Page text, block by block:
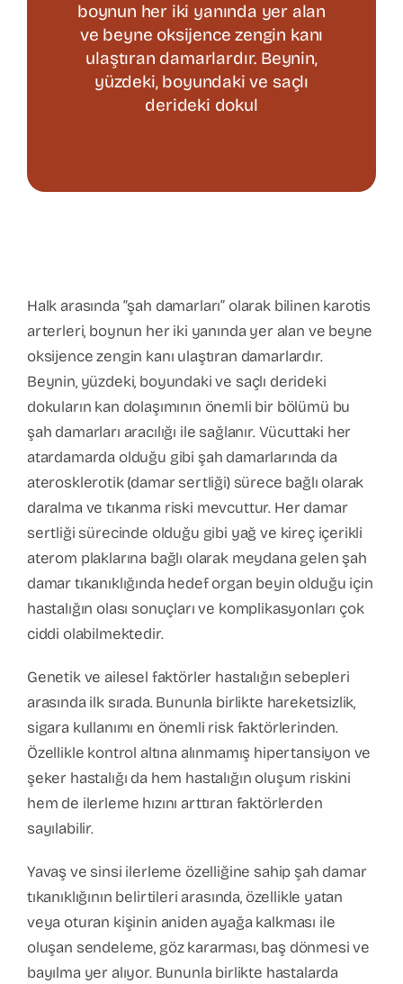
İletişim
boynun her iki yanında yer alan
ve beyne oksijence zengin kanı
ulaştıran damarlardır. Beynin,
yüzdeki, boyundaki ve saçlı
derideki dokul
Halk arasında “şah damarları” olarak bilinen karotis
arterleri, boynun her iki yanında yer alan ve beyne
oksijence zengin kanı ulaştıran damarlardır.
Beynin, yüzdeki, boyundaki ve saçlı derideki
dokuların kan dolaşımının önemli bir bölümü bu
şah damarları aracılığı ile sağlanır. Vücuttaki her
atardamarda olduğu gibi şah damarlarında da
aterosklerotik (damar sertliği) sürece bağlı olarak
daralma ve tıkanma riski mevcuttur. Her damar
sertliği sürecinde olduğu gibi yağ ve kireç içerikli
aterom plaklarına bağlı olarak meydana gelen şah
damar tıkanıklığında hedef organ beyin olduğu için
hastalığın olası sonuçları ve komplikasyonları çok
ciddi olabilmektedir.
Genetik ve ailesel faktörler hastalığın sebepleri
arasında ilk sırada. Bununla birlikte hareketsizlik,
sigara kullanımı en önemli risk faktörlerinden.
Özellikle kontrol altına alınmamış hipertansiyon ve
şeker hastalığı da hem hastalığın oluşum riskini
hem de ilerleme hızını arttıran faktörlerden
sayılabilir.
Yavaş ve sinsi ilerleme özelliğine sahip şah damar
tıkanıklığının belirtileri arasında, özellikle yatan
veya oturan kişinin aniden ayağa kalkması ile
oluşan sendeleme, göz kararması, baş dönmesi ve
bayılma yer alıyor. Bununla birlikte hastalarda